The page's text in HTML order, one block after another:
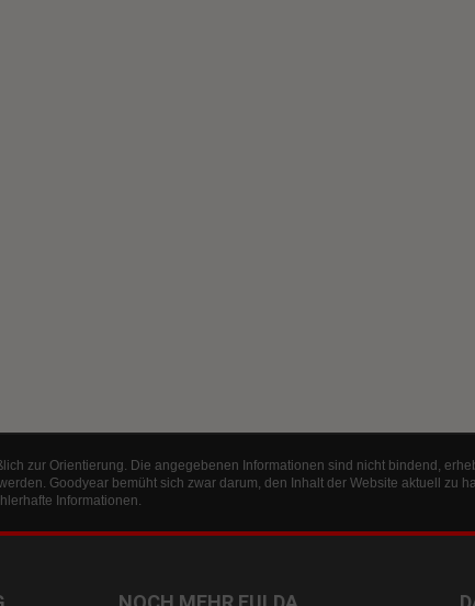
zur Orientierung. Die angegebenen Informationen sind nicht bindend,
Goodyear bemüht sich zwar darum, den Inhalt der Website aktuell zu
Informationen.